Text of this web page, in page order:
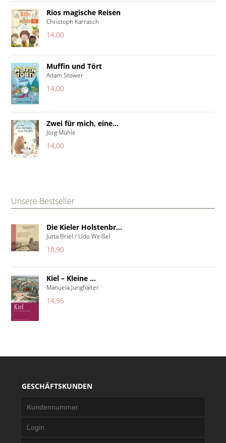
Rios magische Reisen
Christoph Karrasch
14,00
Muffin und Tört
Adam Stower
14,00
Zwei für mich, eine...
Jörg Mühle
14,00
Unsere Bestseller
Die Kieler Holstenbr...
Jutta Briel / Udo Weißel
18,90
Kiel – Kleine ...
Manuela Junghälter
14,95
GESCHÄFTSKUNDEN